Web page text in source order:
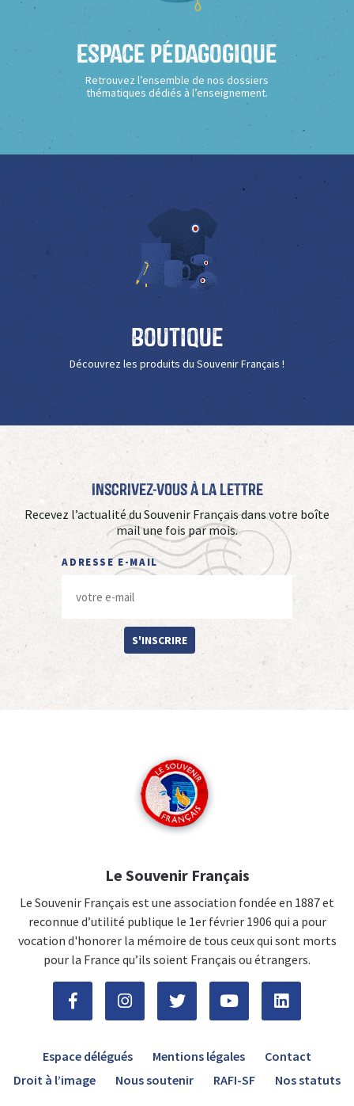
Espace Pédagogique
Retrouvez l’ensemble de nos dossiers
thématiques dédiés à l’enseignement.
Boutique
Découvrez les produits du Souvenir Français !
Inscrivez-vous à La Lettre
Recevez l’actualité du Souvenir Français dans votre boîte
mail une fois par mois.
ADRESSE E-MAIL
S'INSCRIRE
Le Souvenir Français
Le Souvenir Français est une association fondée en 1887 et
reconnue d’utilité publique le 1er février 1906 qui a pour
vocation d'honorer la mémoire de tous ceux qui sont morts
pour la France qu’ils soient Français ou étrangers.
Espace délégués Mentions légales
Contact
Droit à l’image
Nous soutenir RAFI-SF Nos statuts